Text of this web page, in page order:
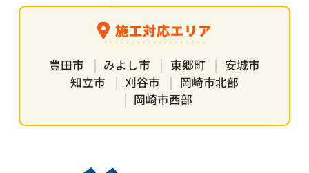
施工対応エリア
豊田市 みよし市 東郷町
安城市
知立市
刈谷市
岡崎市北部
岡崎市西部